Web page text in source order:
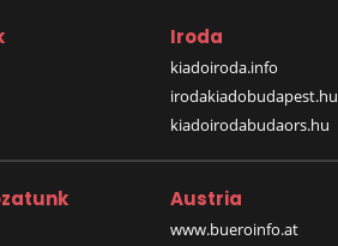
Iroda
kiadoiroda.info
irodakiadobudapest.hu
kiadoirodabudaors.hu
Austria
www.bueroinfo.at